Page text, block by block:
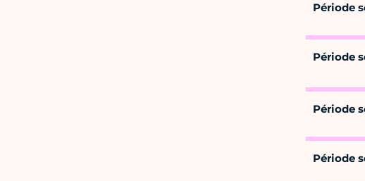
Période
Période
Période
Période